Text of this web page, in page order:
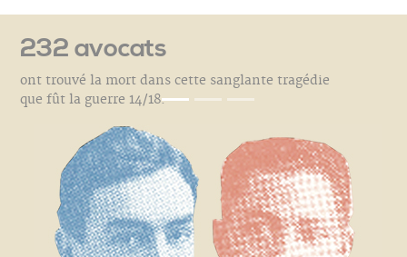
232 avocats
ont trouvé la mort dans cette sanglante tragédie
que fût la guerre 14/18.